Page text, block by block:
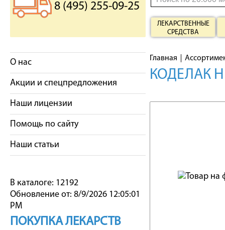
8 (495) 255-09-25
ЛЕКАРСТВЕННЫЕ
СРЕДСТВА
О нас
Акции и спецпредложения
Наши лицензии
Помощь по сайту
Наши статьи
В каталоге: 12192
Обновление от: 8/9/2026 12:05:01
PM
ПОКУПКА ЛЕКАРСТВ
Главная
КОДЕЛАК